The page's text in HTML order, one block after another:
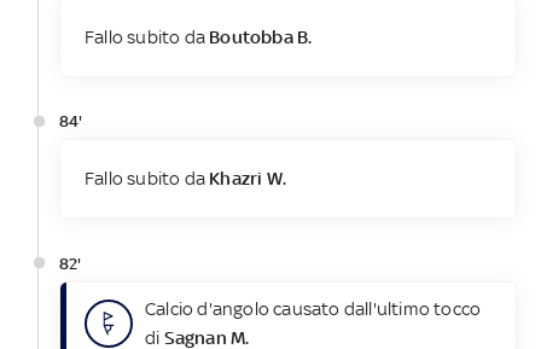
Fallo subito da Boutobba B.
84'
Fallo subito da Khazri W.
82'
Calcio d'angolo causato dall'ultimo tocco
di Sagnan M.